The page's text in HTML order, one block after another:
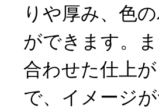
りや厚み、色
ができます。
合わせた仕上
で、イメージ